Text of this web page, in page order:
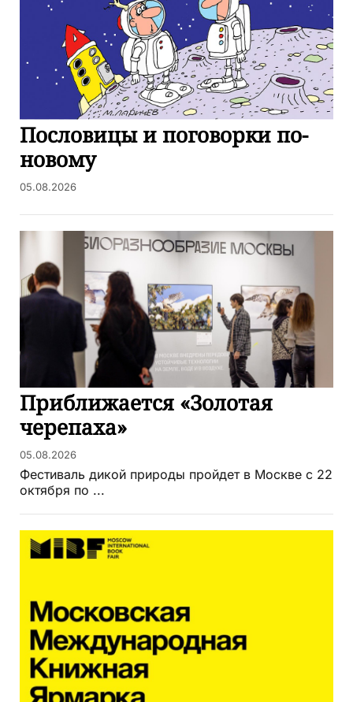
Пословицы и поговорки по-
новому
05.08.2026
Приближается «Золотая
черепаха»
05.08.2026
Фестиваль дикой природы пройдет в Москве с 22
октября по ...